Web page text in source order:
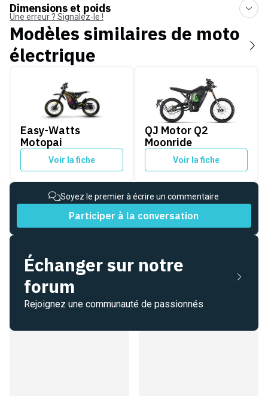
Dimensions et poids
Une erreur ? Signalez-le !
Modèles similaires de moto
électrique
Easy-Watts Motopai
Easy-Watts
Motopai
Voir la fiche
QJ Motor Q2 Moonride
QJ Motor Q2
Moonride
Voir la fiche
Soyez le premier à écrire un commentaire
Participer à la conversation
Échanger sur notre
forum
Rejoignez une communauté de passionnés